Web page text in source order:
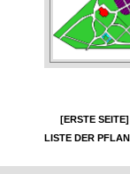
[ERSTE SEITE]
LISTE DER